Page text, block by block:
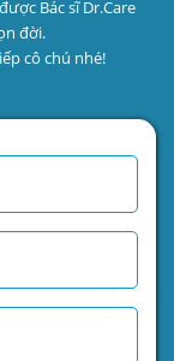
Bác sĩ Dr.Care
đời.
cô chú nhé!